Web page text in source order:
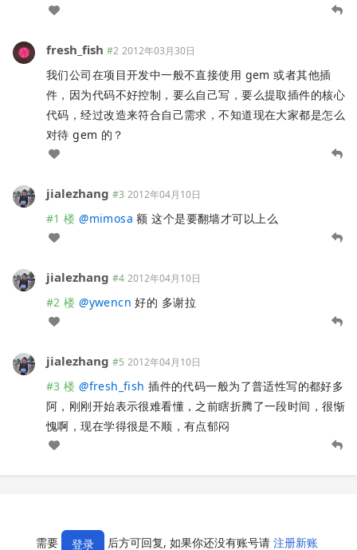
fresh_fish #2 2012年03月30日
我们公司在项目开发中一般不直接使用 gem 或者其他插
件，因为代码不好控制，要么自己写，要么提取插件的核心
代码，经过改造来符合自己需求，不知道现在大家都是怎么
对待 gem 的？
jialezhang #3 2012年04月10日
#1 楼 @mimosa 额 这个是要翻墙才可以上么
jialezhang #4 2012年04月10日
#2 楼 @ywencn 好的 多谢拉
jialezhang #5 2012年04月10日
#3 楼 @fresh_fish 插件的代码一般为了普适性写的都好多
阿，刚刚开始表示很难看懂，之前瞎折腾了一段时间，很惭
愧啊，现在学得很是不顺，有点郁闷
需要 登录 后方可回复, 如果你还没有账号请 注册新账